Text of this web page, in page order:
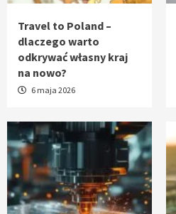
Travel to Poland –
dlaczego warto
odkrywać własny kraj
na nowo?
6 maja 2026